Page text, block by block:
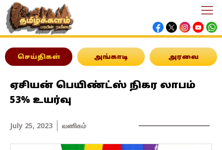
செய்திகள் அங்காடி அரவை
ஏசியன் பெயிண்ட்ஸ் நிகர லாபம்
53% உயர்வு
July 25, 2023 வணிகம்